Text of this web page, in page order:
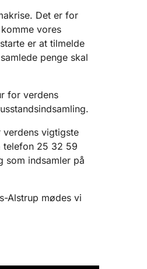
Det er for
vores
er at tilmelde
penge skal
for verdens
vigtigste
telefon 25 32 59
som indsamler på
Alstrup mødes vi